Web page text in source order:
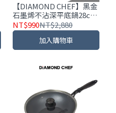
【DIAMOND CHEF】黑金
石墨烯不沾深平底鍋28cm
｜含蓋｜IH爐可用
NT$990NT$2,880
加入購物車